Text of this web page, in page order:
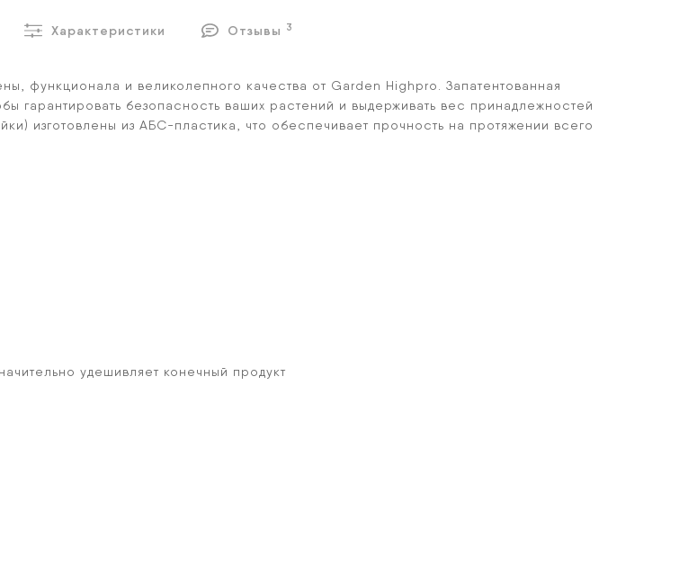
Характеристики Отзывы 3
функционала и великолепного качества от Garden Highpro. Запатентованная
гарантировать безопасность ваших растений и выдерживать вес принадлежностей
изготовлены из АБС-пластика, что обеспечивает прочность на протяжении всего
удешивляет конечный продукт